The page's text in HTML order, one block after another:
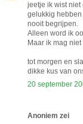
jeetje ik wist niet
gelukkig
nooit begrijpen.
Alleen word ik
Maar ik mag
tot morgen en
dikke kus van
20 september
Anoniem zei